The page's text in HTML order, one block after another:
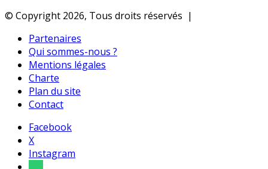
© Copyright 2026, Tous droits réservés |
Partenaires
Qui sommes-nous ?
Mentions légales
Charte
Plan du site
Contact
Facebook
X
Instagram